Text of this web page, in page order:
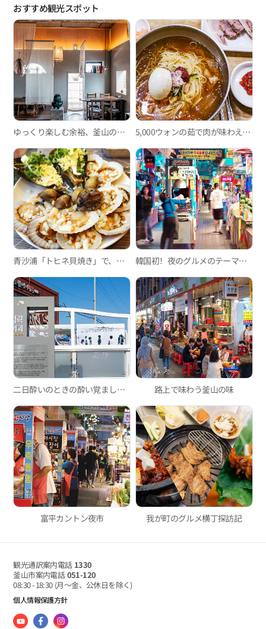
おすすめ観光スポット
ゆっくり楽しむ余裕、釜山の韓屋カフェ3選 5,000ウォンの茹で肉が味わえるミルミョン(小麦冷麵)の有名店、イルミミルミョン
青沙浦「トヒネ貝焼き」で、口の中に広がる新鮮な海の香りを満喫 韓国初！夜のグルメのテーマパーク、富平カントン夜市
二日酔いのときの酔い覚ましグルメ3選 路上で味わう釜山の味
富平カントン夜市 我が町のグルメ横丁探訪記
観光通訳案内電話 1330
釜山市案内電話051-120
08:30 - 18:30 (月～金、公休日を除く)
個人情報保護方針